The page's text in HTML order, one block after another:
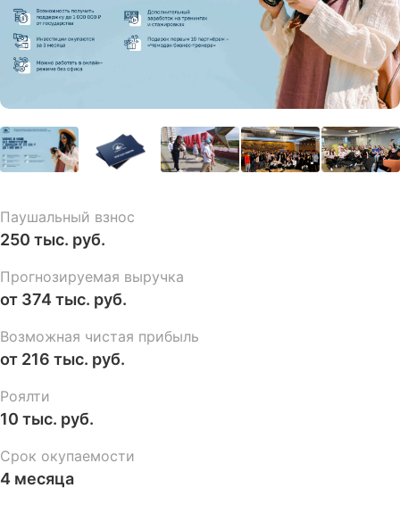
Паушальный взнос
250 тыс. руб.
Прогнозируемая выручка
от 374 тыс. руб.
Возможная чистая прибыль
от 216 тыс. руб.
Роялти
10 тыс. руб.
Срок окупаемости
4 месяца